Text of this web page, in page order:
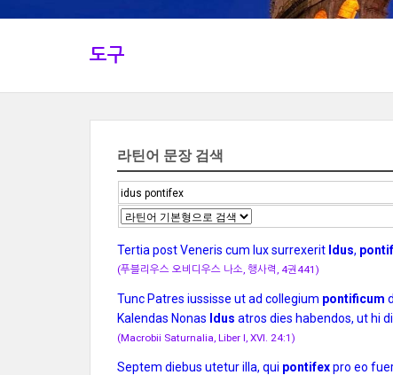
도구
라틴어 문장 검색
Tertia post Veneris cum lux surrexerit Idus,
(푸블리우스 오비디우스 나소, 행사력, 4권441)
Tunc Patres iussisse ut ad collegium pontificum
Kalendas Nonas Idus atros dies habendos, ut hi
(Macrobii Saturnalia, Liber I, XVI. 24:1)
Septem diebus utetur illa, qui pontifexpro eo